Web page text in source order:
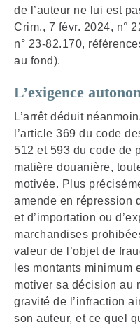
de l’auteur ne lui est
Crim., 7 févr. 2024, n°
n° 23-82.170,
au fond).
L’exigence
L’arrêt déduit
l’article 369 du code
512 et 593 du code de
matière douanière,
motivée. Plus
amende en répression
et d’importation ou
marchandises
valeur de l’objet de
les montants minimum
motiver sa décision au
gravité de l’infraction
son auteur, et ce quel